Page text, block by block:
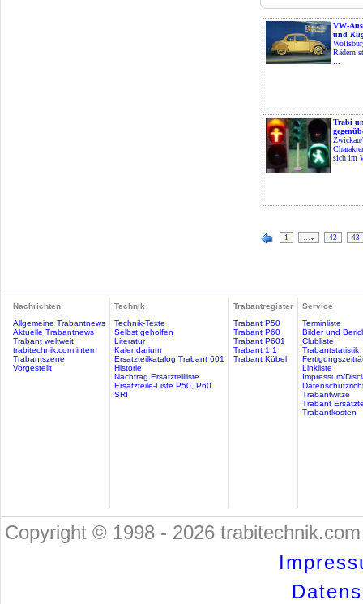
VW-
und
Rädern
Trabi
sich im
1 … 42 43
Nachrichten
Allgemeine Trabantnews
Aktuelle Trabantnews
Trabant weltweit
trabitechnik.com intern
Trabantszene
Vorgestellt
Technik
Technik-Texte
Selbst geholfen
Literatur
Kalendarium
Ersatzteilkatalog Trabant 601
Historie
Nachtrag Ersatzteilliste
Ersatzteile-Liste P50, P60
SRI
Trabantregister
Trabant P50
Trabant P60
Trabant P601
Trabant 1.1
Trabant Kübel
Service
Terminliste
Bilder und
Clubliste
Trabantstatistik
Linkliste
Impressum/
Trabantwitze
Trabant
Trabantkosten
Copyright © 1998 - 2026